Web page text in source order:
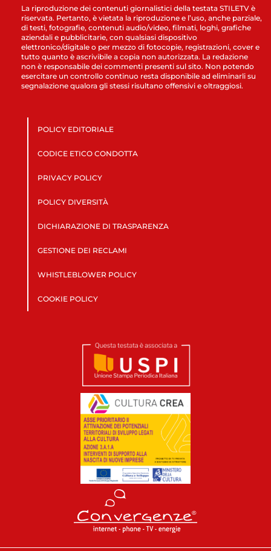
La riproduzione dei contenuti giornalistici della testata STILETV è
riservata. Pertanto, è vietata la riproduzione e l’uso, anche parziale,
di testi, fotografie, contenuti audio/video, filmati, loghi, grafiche
aziendali e pubblicitarie, con qualsiasi dispositivo
elettronico/digitale o per mezzo di fotocopie, registrazioni, cover e
tutto quanto è ascrivibile a copia non autorizzata. La redazione
non è responsabile dei commenti presenti sul sito. Non potendo
esercitare un controllo continuo resta disponibile ad eliminarli su
segnalazione qualora gli stessi risultano offensivi e oltraggiosi.
POLICY EDITORIALE
CODICE ETICO CONDOTTA
PRIVACY POLICY
POLICY DIVERSITÀ
DICHIARAZIONE DI TRASPARENZA
GESTIONE DEI RECLAMI
WHISTLEBLOWER POLICY
COOKIE POLICY